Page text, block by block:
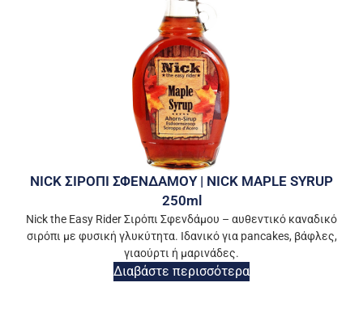
NICK ΣΙΡΟΠΙ ΣΦΕΝΔΑΜΟΥ | NICK MAPLE SYRUP
250ml
Nick the Easy Rider Σιρόπι Σφενδάμου – αυθεντικό καναδικό
σιρόπι με φυσική γλυκύτητα. Ιδανικό για pancakes, βάφλες,
γιαούρτι ή μαρινάδες.
Διαβάστε περισσότερα